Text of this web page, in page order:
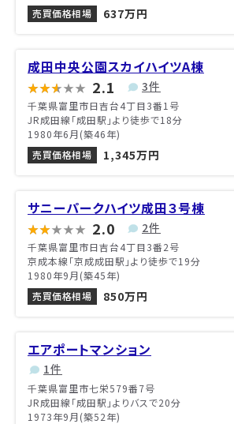
売買価格相場
637万円
成田中央公園スカイハイツA棟
2.1 3件
千葉県富里市日吉台4丁目3番1号
JR成田線「成田駅」より徒歩で18分
1980年6月(築46年)
売買価格相場
1,345万円
サニーパークハイツ成田３号棟
2.0 2件
千葉県富里市日吉台4丁目3番2号
京成本線「京成成田駅」より徒歩で19分
1980年9月(築45年)
売買価格相場
850万円
エアポートマンション
1件
千葉県富里市七栄579番7号
JR成田線「成田駅」よりバスで20分
1973年9月(築52年)